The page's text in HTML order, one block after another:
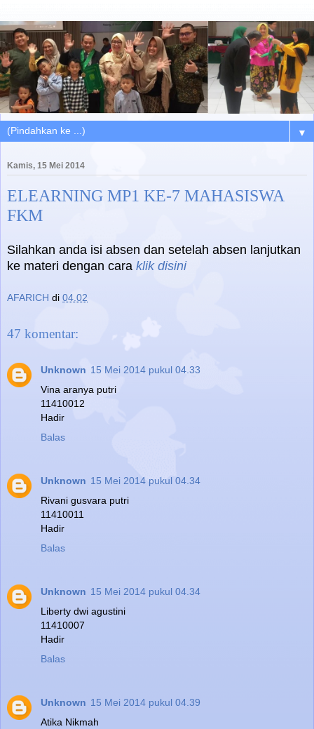
▼
Kamis, 15 Mei 2014
ELEARNING MP1 KE-7 MAHASISWA
FKM
Silahkan anda isi absen dan setelah absen lanjutkan
ke materi dengan cara klik disini
AFARICH di 04.02
47 komentar:
Unknown 15 Mei 2014 pukul 04.33
Vina aranya putri
11410012
Hadir
Balas
Unknown 15 Mei 2014 pukul 04.34
Rivani gusvara putri
11410011
Hadir
Balas
Unknown 15 Mei 2014 pukul 04.34
Liberty dwi agustini
11410007
Hadir
Balas
Unknown 15 Mei 2014 pukul 04.39
Atika Nikmah